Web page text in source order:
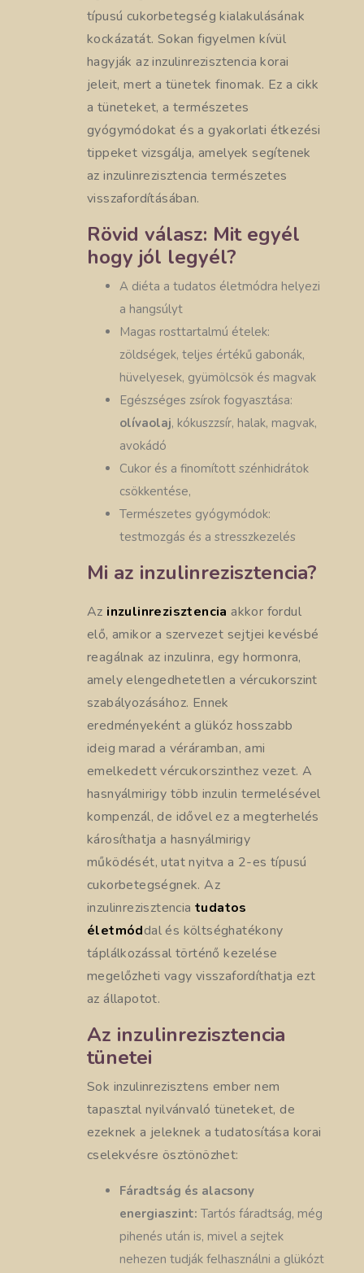
típusú cukorbetegség kialakulásának
kockázatát. Sokan figyelmen kívül
hagyják az inzulinrezisztencia korai
jeleit, mert a tünetek finomak. Ez a cikk
a tüneteket, a természetes
gyógymódokat és a gyakorlati étkezési
tippeket vizsgálja, amelyek segítenek
az inzulinrezisztencia természetes
visszafordításában.
Rövid válasz: Mit egyél
hogy jól legyél?
A diéta a tudatos életmódra helyezi
a hangsúlyt
Magas rosttartalmú ételek:
zöldségek, teljes értékű gabonák,
hüvelyesek, gyümölcsök és magvak
Egészséges zsírok fogyasztása:
olívaolaj, kókuszzsír, halak, magvak,
avokádó
Cukor és a finomított szénhidrátok
csökkentése,
Természetes gyógymódok:
testmozgás és a stresszkezelés
Mi az inzulinrezisztencia?
Az inzulinrezisztencia akkor fordul
elő, amikor a szervezet sejtjei kevésbé
reagálnak az inzulinra, egy hormonra,
amely elengedhetetlen a vércukorszint
szabályozásához. Ennek
eredményeként a glükóz hosszabb
ideig marad a véráramban, ami
emelkedett vércukorszinthez vezet. A
hasnyálmirigy több inzulin termelésével
kompenzál, de idővel ez a megterhelés
károsíthatja a hasnyálmirigy
működését, utat nyitva a 2-es típusú
cukorbetegségnek. Az
inzulinrezisztencia tudatos
életmóddal és költséghatékony
táplálkozással történő kezelése
megelőzheti vagy visszafordíthatja ezt
az állapotot.
Az inzulinrezisztencia
tünetei
Sok inzulinrezisztens ember nem
tapasztal nyilvánvaló tüneteket, de
ezeknek a jeleknek a tudatosítása korai
cselekvésre ösztönözhet:
Fáradtság és alacsony
energiaszint: Tartós fáradtság, még
pihenés után is, mivel a sejtek
nehezen tudják felhasználni a glükózt